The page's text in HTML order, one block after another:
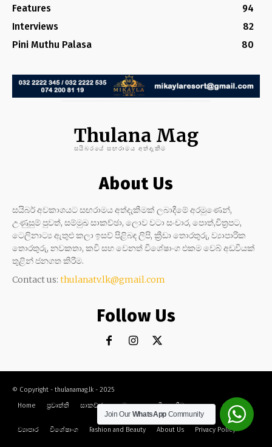
Features
94
Interviews
82
Pini Muthu Palasa
80
Thulana Mag
සයිබරයේ සඟරාමය අත්දැකීම
About Us
සයිබර් අවකාශයට සඟරාමය අත්දැකීමක් ලබාදීමේ අරමුණෙන්,
උණුසුම් පුවත්, සම්මුඛ සාකච්ඡා, ලොව වටා සංචාර, පොත්,චිත්‍රපට,
ටෙලිනාට්‍ය ඇතුළු කලා ඉසව් පිළිබඳ ලිපි, ක්‍රීඩා තොරතුරු, ව්‍යාපාරික
තොරතුරු, නවකතා, කවි සහ වෙනත් විශේෂාංග එකම වෙබ් අඩවියක්
තුළින් ජනගත කිරීම.
Contact us: thulanatv.lk@gmail.com
Follow Us
© Copyright - thulanamag.lk - 2025
Home
ප්‍රවෘත්ති සාකච්ඡා නවකතා කවි ක්‍රීඩා කලා සංචාර
ව්‍යාපාර විශේෂාංග Fashion and Beauty About Us Privacy Policy
Join Our WhatsAppCommunity